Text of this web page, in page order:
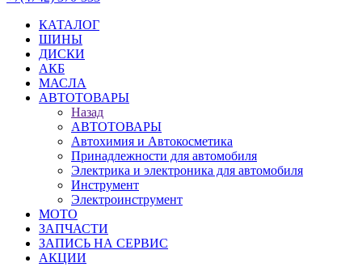
КАТАЛОГ
ШИНЫ
ДИСКИ
АКБ
МАСЛА
АВТОТОВАРЫ
Назад
АВТОТОВАРЫ
Автохимия и Автокосметика
Принадлежности для автомобиля
Электрика и электроника для автомобиля
Инструмент
Электроинструмент
МОТО
ЗАПЧАСТИ
ЗАПИСЬ НА СЕРВИС
АКЦИИ